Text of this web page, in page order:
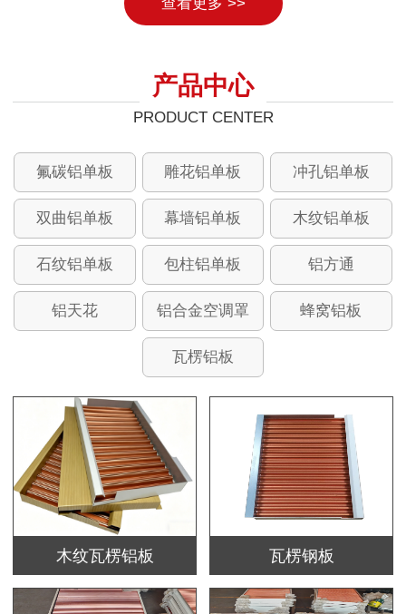
查看更多 >>
产品中心
PRODUCT CENTER
氟碳铝单板 雕花铝单板 冲孔铝单板
双曲铝单板 幕墙铝单板 木纹铝单板
石纹铝单板 包柱铝单板 铝方通
铝天花 铝合金空调罩 蜂窝铝板
瓦楞铝板
木纹瓦楞铝板 瓦楞钢板